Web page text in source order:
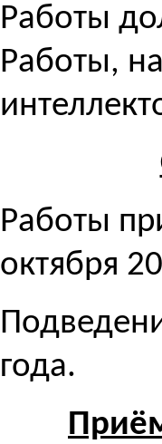
Работы
Работы,
Работы
октября
года.